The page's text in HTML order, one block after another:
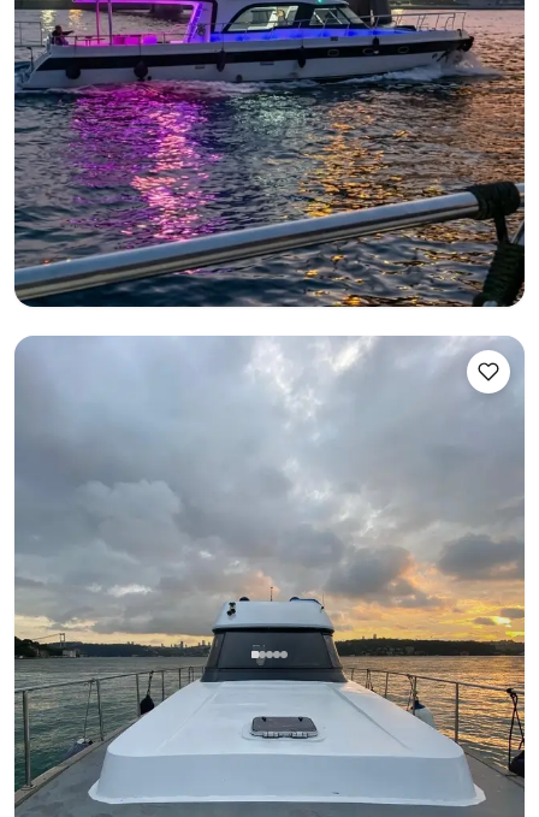
Ga mee op een onvergetelijke zeetocht voor 25
personen over de Istanbulse Bosporus met een 19 meter
lange luxe jacht vertrekkend vanuit Bebek!
Eilanden Zwemtour Zonsondergang Cruise
Bosporustour +5 pakketten meer
Motorjacht
Zeilen 25 Pers. · 19.00m
Laagste
7.500 TL Beschikbaarheid & prijs bekijken
Bebek, İstanbul Nieuwe boot
Bebek: 14m Luxe Jacht voor 12 Personen – Jouw Unieke
Zeeavontuur
Eilanden Zwemtour Zonsondergang Cruise